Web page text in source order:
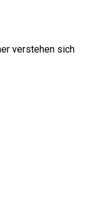
verstehen sich